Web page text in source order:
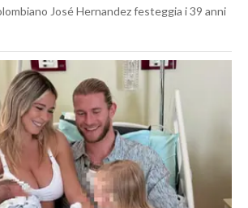
José Hernandez festeggia i 39 anni